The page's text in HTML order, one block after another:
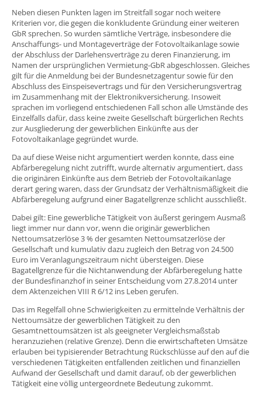
Neben diesen Punkten lagen im Streitfall sogar noch weitere
Kriterien vor, die gegen die konkludente Gründung einer weiteren
GbR sprechen. So wurden sämtliche Verträge, insbesondere die
Anschaffungs- und Montageverträge der Fotovoltaikanlage sowie
der Abschluss der Darlehensverträge zu deren Finanzierung, im
Namen der ursprünglichen Vermietung-GbR abgeschlossen. Gleiches
gilt für die Anmeldung bei der Bundesnetzagentur sowie für den
Abschluss des Einspeisevertrags und für den Versicherungsvertrag
im Zusammenhang mit der Elektronikversicherung. Insoweit
sprachen im vorliegend entschiedenen Fall schon alle Umstände des
Einzelfalls dafür, dass keine zweite Gesellschaft bürgerlichen Rechts
zur Ausgliederung der gewerblichen Einkünfte aus der
Fotovoltaikanlage gegründet wurde.
Da auf diese Weise nicht argumentiert werden konnte, dass eine
Abfärberegelung nicht zutrifft, wurde alternativ argumentiert, dass
die originären Einkünfte aus dem Betrieb der Fotovoltaikanlage
derart gering waren, dass der Grundsatz der Verhältnismäßigkeit die
Abfärberegelung aufgrund einer Bagatellgrenze schlicht ausschließt.
Dabei gilt: Eine gewerbliche Tätigkeit von äußerst geringem Ausmaß
liegt immer nur dann vor, wenn die originär gewerblichen
Nettoumsatzerlöse 3 % der gesamten Nettoumsatzerlöse der
Gesellschaft und kumulativ dazu zugleich den Betrag von 24.500
Euro im Veranlagungszeitraum nicht übersteigen. Diese
Bagatellgrenze für die Nichtanwendung der Abfärberegelung hatte
der Bundesfinanzhof in seiner Entscheidung vom 27.8.2014 unter
dem Aktenzeichen VIII R 6/12 ins Leben gerufen.
Das im Regelfall ohne Schwierigkeiten zu ermittelnde Verhältnis der
Nettoumsätze der gewerblichen Tätigkeit zu den
Gesamtnettoumsätzen ist als geeigneter Vergleichsmaßstab
heranzuziehen (relative Grenze). Denn die erwirtschafteten Umsätze
erlauben bei typisierender Betrachtung Rückschlüsse auf den auf die
verschiedenen Tätigkeiten entfallenden zeitlichen und finanziellen
Aufwand der Gesellschaft und damit darauf, ob der gewerblichen
Tätigkeit eine völlig untergeordnete Bedeutung zukommt.